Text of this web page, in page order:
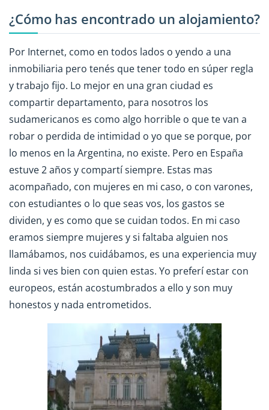
¿Cómo has encontrado un alojamiento?
Por Internet, como en todos lados o yendo a una
inmobiliaria pero tenés que tener todo en súper regla
y trabajo fijo. Lo mejor en una gran ciudad es
compartir departamento, para nosotros los
sudamericanos es como algo horrible o que te van a
robar o perdida de intimidad o yo que se porque, por
lo menos en la Argentina, no existe. Pero en España
estuve 2 años y compartí siempre. Estas mas
acompañado, con mujeres en mi caso, o con varones,
con estudiantes o lo que seas vos, los gastos se
dividen, y es como que se cuidan todos. En mi caso
eramos siempre mujeres y si faltaba alguien nos
llamábamos, nos cuidábamos, es una experiencia muy
linda si ves bien con quien estas. Yo preferí estar con
europeos, están acostumbrados a ello y son muy
honestos y nada entrometidos.